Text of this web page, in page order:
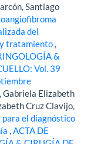
Santiago
del
y tratamiento,
&
Vol. 39
Gabriela Elizabeth
Cruz Clavijo,
para el diagnóstico
,ACTA DE